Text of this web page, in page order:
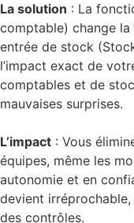
La solution : La
comptable) change
entrée de stock
l’impact exact de
comptables et de
mauvaises surprises.
L’impact : Vous
équipes, même les
autonomie et en
devient
des contrôles.